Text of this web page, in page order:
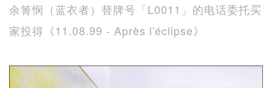
余箐悯（蓝衣者）替牌号「L0011」的电话委托买
家投得《11.08.99 - Après l'éclipse》